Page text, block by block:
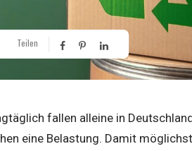
Teilen
fallen alleine in
eine Belastung. Damit